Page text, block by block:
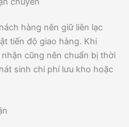
hàng nên giữ liên lạc
tiến độ giao hàng. Khi
cũng nên chuẩn bị thời
sinh chi phí lưu kho hoặc